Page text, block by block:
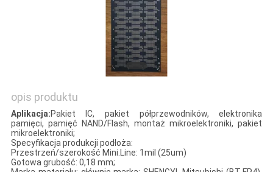
opis produktu
Aplikacja:Pakiet IC, pakiet półprzewodników, elektronika
pamięci, pamięć NAND/Flash, montaż mikroelektroniki, pakiet
mikroelektroniki;
Specyfikacja produkcji podłoża:
Przestrzeń/szerokość Mini.Line: 1mil (25um)
Gotowa grubość: 0,18 mm;